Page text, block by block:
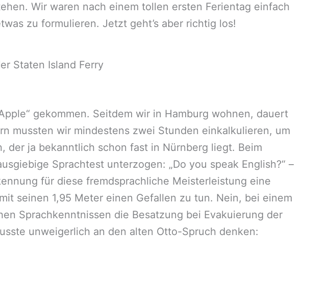
Wir waren nach einem tollen ersten Ferientag einfach
zu formulieren. Jetzt geht’s aber richtig los!
Staten Island Ferry
gekommen. Seitdem wir in Hamburg wohnen, dauert
mussten wir mindestens zwei Stunden einkalkulieren, um
ja bekanntlich schon fast in Nürnberg liegt. Beim
Sprachtest unterzogen: „Do you speak English?“ –
für diese fremdsprachliche Meisterleistung eine
seinen 1,95 Meter einen Gefallen zu tun. Nein, bei einem
Sprachkenntnissen die Besatzung bei Evakuierung der
unweigerlich an den alten Otto-Spruch denken: